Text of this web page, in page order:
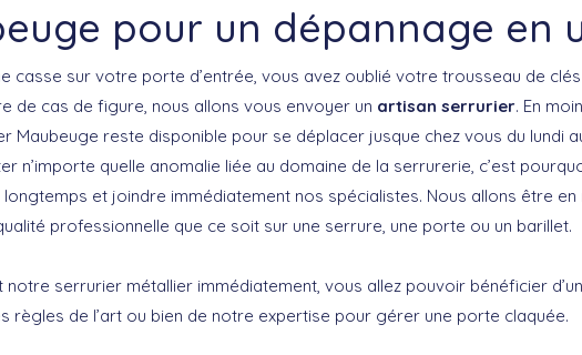
pour un dépannage en
casse sur votre porte d’entrée, vous avez oublié votre trousseau de
de cas de figure, nous allons vous envoyer un artisan serrurier. En
Maubeuge reste disponible pour se déplacer jusque chez vous du lundi
n’importe quelle anomalie liée au domaine de la serrurerie, c’est
et joindre immédiatement nos spécialistes. Nous allons être
professionnelle que ce soit sur une serrure, une porte ou un barillet.
notre serrurier métallier immédiatement, vous allez pouvoir bénéficier
règles de l’art ou bien de notre expertise pour gérer une porte claquée.